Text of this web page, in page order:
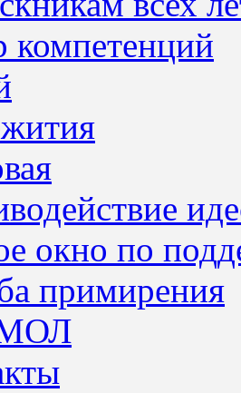
компетенций
окно по
примирения